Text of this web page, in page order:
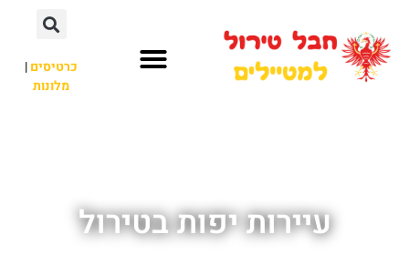
כרטיסים|
מלונות
עיירות יפות בטירול